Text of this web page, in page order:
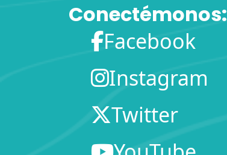
Conectémonos:
Facebook
Instagram
Twitter